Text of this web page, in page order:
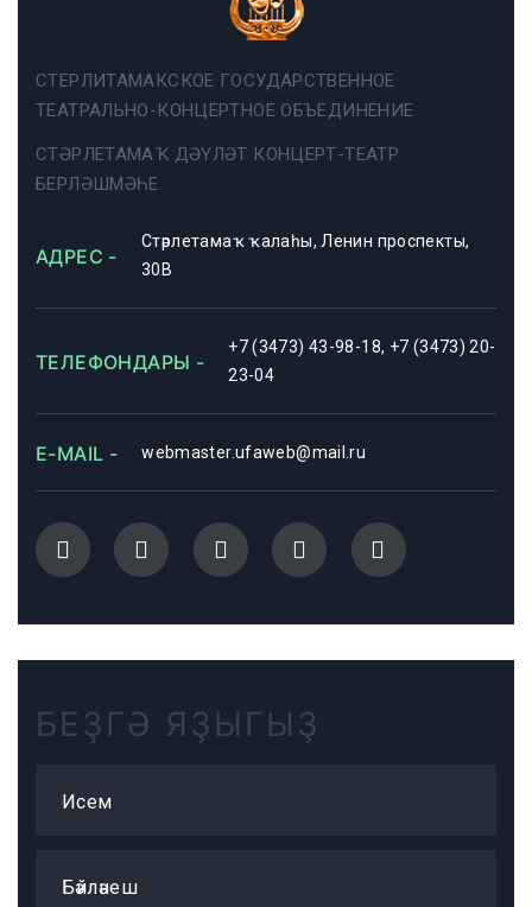
СТЕРЛИТАМАКСКОЕ ГОСУДАРСТВЕННОЕ
ТЕАТРАЛЬНО-КОНЦЕРТНОЕ ОБЪЕДИНЕНИЕ
СТӘРЛЕТАМАҠ ДӘҮЛӘТ КОНЦЕРТ-ТЕАТР
БЕРЛӘШМӘҺЕ
АДРЕС -
Стәрлетамаҡ ҡалаһы, Ленин проспекты,
30В
ТЕЛЕФОНДАРЫ -
+7 (3473) 43-98-18, +7 (3473) 20-
23-04
E-MAIL - webmaster.ufaweb@mail.ru
БЕҘГӘ ЯҘЫГЫҘ
Исем
Бәйләнеш